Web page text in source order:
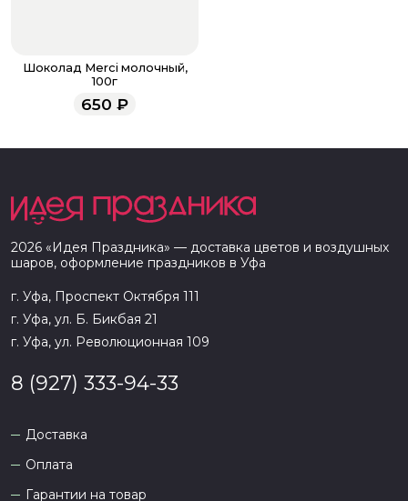
Шоколад Merci молочный,
100г
650 ₽
2026 «Идея Праздника» — доставка цветов и воздушных
шаров, оформление праздников в Уфа
г. Уфа, Проспект Октября 111
г. Уфа, ул. Б. Бикбая 21
г. Уфа, ул. Революционная 109
8 (927) 333-94-33
Доставка
Оплата
Гарантии на товар